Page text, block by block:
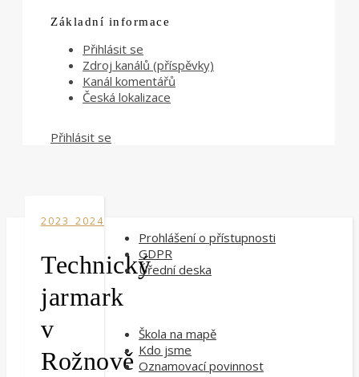
Základní informace
Přihlásit se
Zdroj kanálů (příspěvky)
Kanál komentářů
Česká lokalizace
Přihlásit se
2023_2024
Technický
jarmark
v
Rožnově
Prohlášení o přístupnosti
GDPR
Úřední deska
Škola na mapě
Kdo jsme
Oznamovací povinnost